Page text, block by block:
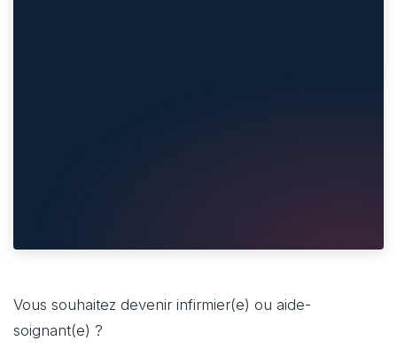
Vous souhaitez devenir infirmier(e) ou aide-
soignant(e) ?